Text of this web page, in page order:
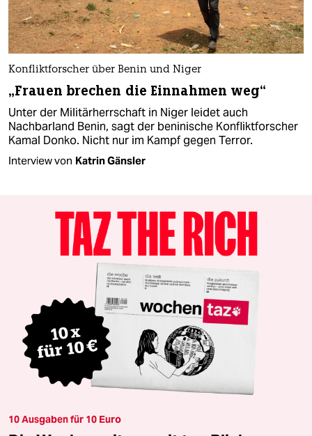
Konfliktforscher über Benin und Niger
„Frauen brechen die Einnahmen weg“
Unter der Militärherrschaft in Niger leidet auch
Nachbarland Benin, sagt der beninische Konfliktforscher
Kamal Donko. Nicht nur im Kampf gegen Terror.
Interview von Katrin Gänsler
10 Ausgaben für 10 Euro